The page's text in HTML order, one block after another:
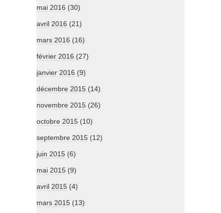
mai 2016 (30)
avril 2016 (21)
mars 2016 (16)
février 2016 (27)
janvier 2016 (9)
décembre 2015 (14)
novembre 2015 (26)
octobre 2015 (10)
septembre 2015 (12)
juin 2015 (6)
mai 2015 (9)
avril 2015 (4)
mars 2015 (13)